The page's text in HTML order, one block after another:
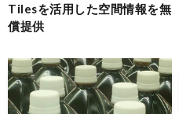
Tilesを活用した空間情報を無
償提供